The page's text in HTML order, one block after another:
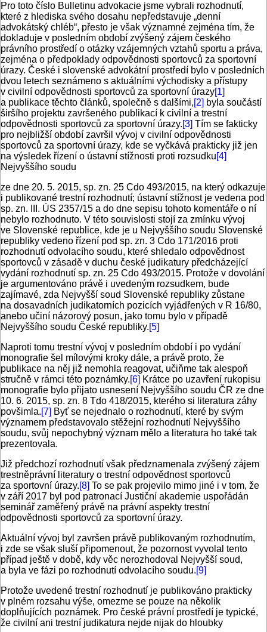
Pro toto číslo Bulletinu advokacie jsme vybrali rozhodnutí,
které z hlediska svého dosahu nepředstavuje „denní
advokátský chléb“, přesto je však významné zejména tím, že
dokladuje v posledním období zvýšený zájem českého
právního prostředí o otázky vzájemných vztahů sportu a práva,
zejména o předpoklady odpovědnosti sportovců za sportovní
úrazy. České i slovenské advokátní prostředí bylo v posledních
dvou letech seznámeno s aktuálními východisky a přístupy
v civilní odpovědnosti sportovců za sportovní úrazy[1]
a publikace těchto článků, společně s dalšími,[2] byla součástí
širšího projektu završeného publikací k civilní a trestní
odpovědnosti sportovců za sportovní úrazy.[3] Tím se fakticky
pro nejbližší období završil vývoj v civilní odpovědnosti
sportovců za sportovní úrazy, kde se vyčkává prakticky již jen
na výsledek řízení o ústavní stížnosti proti rozsudku[4]
Nejvyššího soudu
ze dne 20. 5. 2015, sp. zn. 25 Cdo 493/2015, na který odkazuje
i publikované trestní rozhodnutí; ústavní stížnost je vedena pod
sp. zn. III. ÚS 2357/15 a do dne sepisu tohoto komentáře o ní
nebylo rozhodnuto. V této souvislosti stojí za zmínku vývoj
ve Slovenské republice, kde je u Nejvyššího soudu Slovenské
republiky vedeno řízení pod sp. zn. 3 Cdo 171/2016 proti
rozhodnutí odvolacího soudu, které shledalo odpovědnost
sportovců v zásadě v duchu české judikatury předcházející
vydání rozhodnutí sp. zn. 25 Cdo 493/2015. Protože v dovolání
je argumentováno právě i uvedeným rozsudkem, bude
zajímavé, zda Nejvyšší soud Slovenské republiky zůstane
na dosavadních judikatorních pozicích vyjádřených v R 16/80,
anebo učiní názorový posun, jako tomu bylo v případě
Nejvyššího soudu České republiky.[5]
Naproti tomu trestní vývoj v posledním období i po vydání
monografie šel mílovými kroky dále, a právě proto, že
publikace na něj již nemohla reagovat, učiňme tak alespoň
stručně v rámci této poznámky.[6] Krátce po uzavření rukopisu
monografie bylo přijato usnesení Nejvyššího soudu ČR ze dne
10. 6. 2015, sp. zn. 8 Tdo 418/2015, kterého si literatura záhy
povšimla.[7] Byť se nejednalo o rozhodnutí, které by svým
významem představovalo stěžejní rozhodnutí Nejvyššího
soudu, svůj nepochybný význam mělo a literatura ho také tak
prezentovala.
Již předchozí rozhodnutí však předznamenala zvýšený zájem
trestněprávní literatury o trestní odpovědnost sportovců
za sportovní úrazy.[8] To se pak projevilo mimo jiné i v tom, že
v září 2017 byl pod patronací Justiční akademie uspořádán
seminář zaměřený právě na právní aspekty trestní
odpovědnosti sportovců za sportovní úrazy.
Aktuální vývoj byl završen právě publikovaným rozhodnutím,
i zde se však sluší připomenout, že pozornost vyvolal tento
případ ještě v době, kdy věc nerozhodoval Nejvyšší soud,
a byla ve fázi po rozhodnutí odvolacího soudu.[9]
Protože uvedené trestní rozhodnutí je publikováno prakticky
v plném rozsahu výše, omezme se pouze na několik
doplňujících poznámek. Pro české právní prostředí je typické,
že civilní ani trestní judikatura nejde nijak do hloubky